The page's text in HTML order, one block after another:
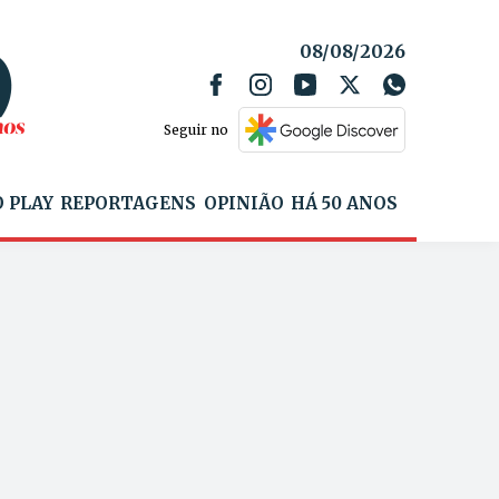
08/08/2026
Seguir no
PLAY REPORTAGENS OPINIÃO HÁ 50 ANOS